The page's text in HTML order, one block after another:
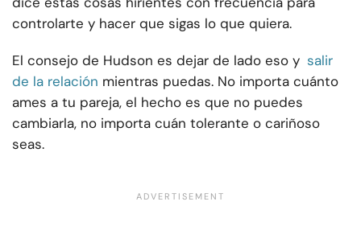
controlarte y hacer que sigas lo que quiera.
El consejo de Hudson es dejar de lado eso y salir
de la relación mientras puedas. No importa cuánto
ames a tu pareja, el hecho es que no puedes
cambiarla, no importa cuán tolerante o cariñoso
seas.